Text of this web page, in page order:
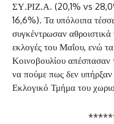
ΣΥ.ΡΙΖ.Α. (20,1% vs
16,6%). Τα υπόλοιπα
συγκέντρωσαν
εκλογές του Μαΐου, ενώ
Κοινοβουλίου
να πούμε πως δεν
Εκλογικό Τμήμα του